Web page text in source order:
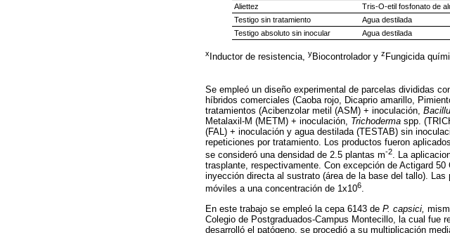
Aliettez
Tris-O-etil fosfonato de
Testigo sin tratamiento
Agua destilada
Testigo absoluto sin inocular
Agua destilada
x Inductor de resistencia, yBiocontrolador y z Fungicida
Se empleó un diseño experimental de parcelas divididas
híbridos comerciales (Caoba rojo, Dicaprio amarillo,
tratamientos (Acibenzolar metil (ASM) + inoculación,
Metalaxil-M (METM) + inoculación, Trichoderma spp.
(FAL) + inoculación y agua destilada (TESTAB) sin
repeticiones por tratamiento. Los productos fueron
se consideró una densidad de 2.5 plantas m-2. La
trasplante, respectivamente. Con excepción de Actigard
inyección directa al sustrato (área de la base del tallo).
móviles a una concentración de 1x106.
En este trabajo se empleó la cepa 6143 de P. capsici,
Colegio de Postgraduados-Campus Montecillo, la cual fue
desarrolló el patógeno, se procedió a su multiplicación